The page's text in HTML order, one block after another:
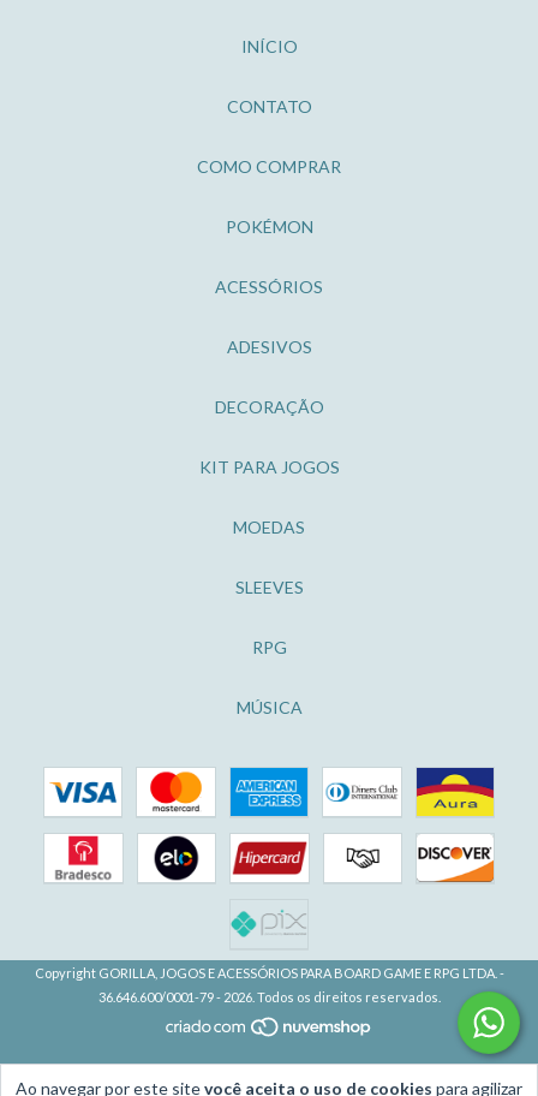
Ao navegar por este sitevocê aceita o uso de cookies para agilizar
INÍCIO
CONTATO
COMO COMPRAR
POKÉMON
ACESSÓRIOS
ADESIVOS
DECORAÇÃO
KIT PARA JOGOS
MOEDAS
SLEEVES
RPG
MÚSICA
Copyright GORILLA, JOGOS E ACESSÓRIOS PARA BOARD GAME E RPG LTDA. -
36.646.600/0001-79 - 2026. Todos os direitos reservados.